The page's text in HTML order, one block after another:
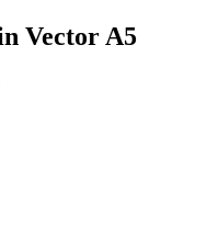
Vector A5